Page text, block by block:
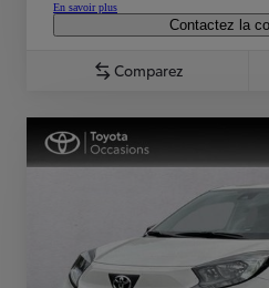
En savoir plus
Contactez la
Comparez